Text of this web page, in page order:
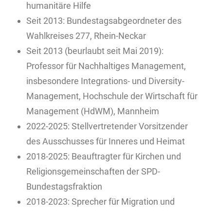
humanitäre Hilfe
Seit 2013: Bundestagsabgeordneter des
Wahlkreises 277, Rhein-Neckar
Seit 2013 (beurlaubt seit Mai 2019):
Professor für Nachhaltiges Management,
insbesondere Integrations- und Diversity-
Management, Hochschule der Wirtschaft für
Management (HdWM), Mannheim
2022-2025: Stellvertretender Vorsitzender
des Ausschusses für Inneres und Heimat
2018-2025: Beauftragter für Kirchen und
Religionsgemeinschaften der SPD-
Bundestagsfraktion
2018-2023: Sprecher für Migration und